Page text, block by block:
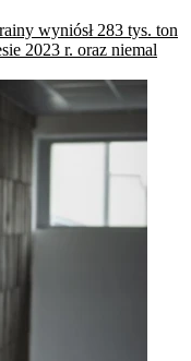
wyniósł 283 tys. ton
2023 r. oraz niemal